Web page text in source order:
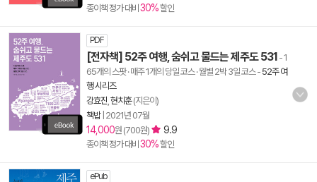
종이책 정가 대비 30%할인
PDF
[전자책] 52주 여행, 숨쉬고 물드는 제주도 531 - 1
65개의 스팟 · 매주 1개의 당일 코스 · 월별 2박 3일 코스- 52주 여
행 시리즈
강효진 현치훈(지은이)
책밥| 2021년 07월
14,000원 (700원) 9.9
종이책 정가 대비 30%할인
ePub